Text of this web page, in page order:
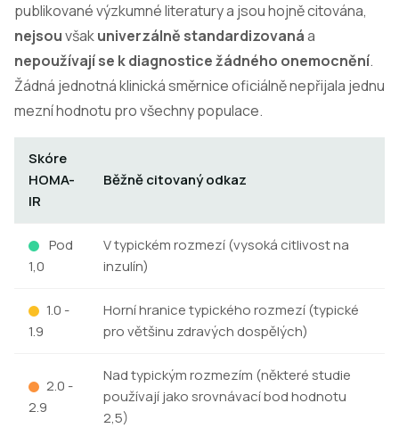
publikované výzkumné literatury a jsou hojně citována,
nejsouvšakuniverzálně standardizovanáa
nepoužívají se k diagnostice žádného onemocnění.
Žádná jednotná klinická směrnice oficiálně nepřijala jednu
mezní hodnotu pro všechny populace.
Skóre
HOMA-
IR
Běžně citovaný odkaz
Pod
1,0
V typickém rozmezí (vysoká citlivost na
inzulín)
1.0 -
1.9
Horní hranice typického rozmezí (typické
pro většinu zdravých dospělých)
2.0 -
2.9
Nad typickým rozmezím (některé studie
používají jako srovnávací bod hodnotu
2,5)